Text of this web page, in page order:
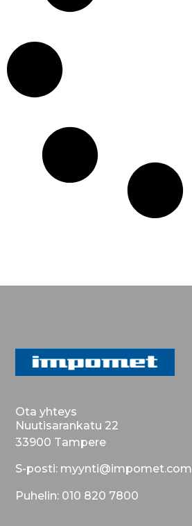
Ota yhteys
Nuutisarankatu 22
33900 Tampere
S-posti: myynti@impomet.com
Puhelin: 010 820 7800